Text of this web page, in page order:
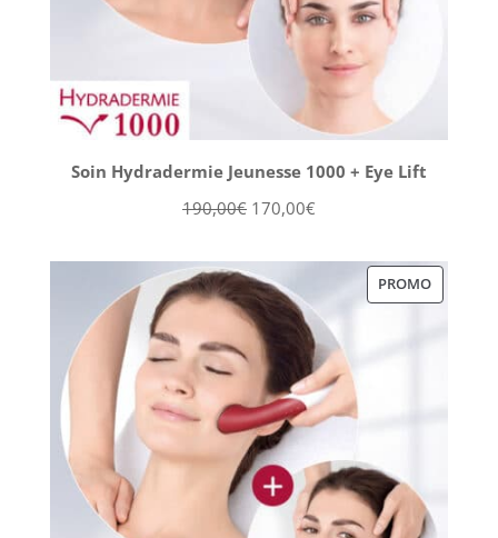
Soin Hydradermie Jeunesse 1000 + Eye Lift
190,00€ Le
initial
était :
190,00€.
170,00€Le
actuel
170,00€.
PROMOPRODUIT